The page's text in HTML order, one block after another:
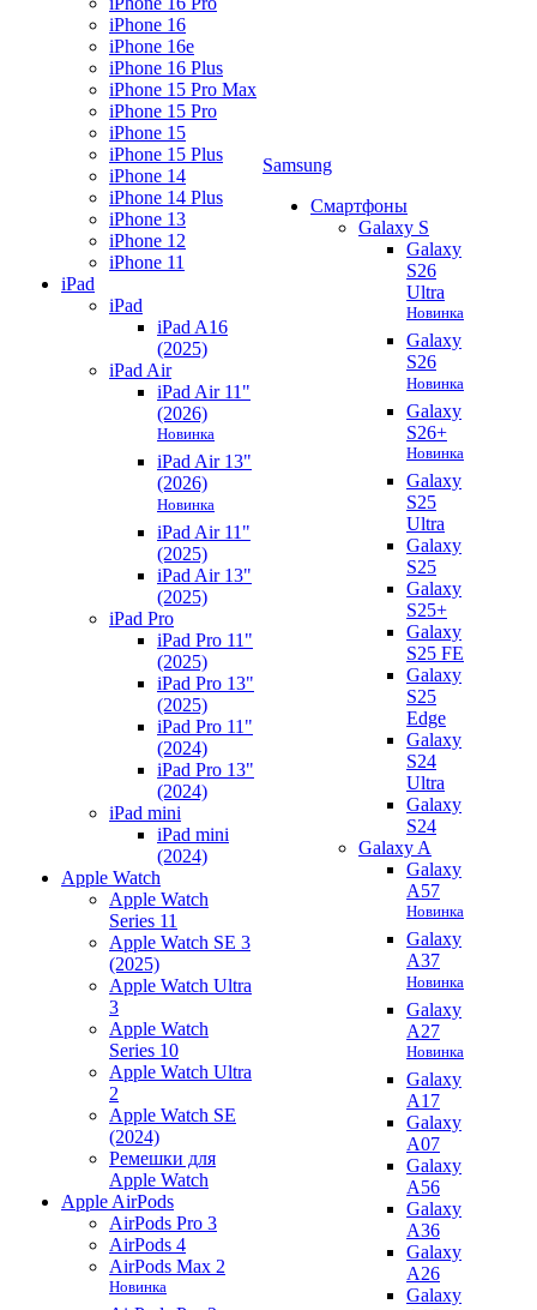
iPhone 16
iPhone 16e
iPhone 16 Plus
iPhone 15 Pro Max
iPhone 15 Pro
iPhone 15
iPhone 15 Plus
iPhone 14
iPhone 14 Plus
iPhone 13
iPhone 12
iPhone 11
iPad
iPad
iPad A16
(2025)
iPad Air
iPad Air 11"
(2026)
Новинка
iPad Air 13"
(2026)
Новинка
iPad Air 11"
(2025)
iPad Air 13"
(2025)
iPad Pro
iPad Pro 11"
(2025)
iPad Pro 13"
(2025)
iPad Pro 11"
(2024)
iPad Pro 13"
(2024)
iPad mini
iPad mini
(2024)
Apple Watch
Apple Watch
Series 11
Apple Watch SE 3
(2025)
Apple Watch Ultra
3
Apple Watch
Series 10
Apple Watch Ultra
2
Apple Watch SE
(2024)
Ремешки для
Apple Watch
Apple AirPods
AirPods Pro 3
AirPods 4
AirPods Max 2
Новинка
Samsung
Смартфоны
Galaxy S
Galaxy
S26
Ultra
Новинка
Galaxy
S26
Новинка
Galaxy
S26+
Новинка
Galaxy
S25
Ultra
Galaxy
S25
Galaxy
S25+
Galaxy
S25 FE
Galaxy
S25
Edge
Galaxy
S24
Ultra
Galaxy
S24
Galaxy A
Galaxy
A57
Новинка
Galaxy
A37
Новинка
Galaxy
A27
Новинка
Galaxy
A17
Galaxy
A07
Galaxy
A56
Galaxy
A36
Galaxy
A26
Galaxy